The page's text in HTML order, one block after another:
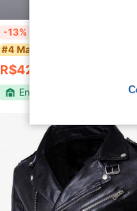
-13%
#4 Mais Vendido
R$42,00
Envio Nacional